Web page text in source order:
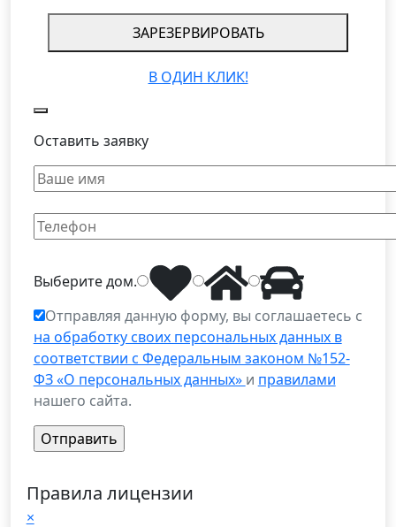
ЗАРЕЗЕРВИРОВАТЬ
В ОДИН КЛИК!
Оставить заявку
Выберитедом.
Отправляя данную форму, вы соглашаетесь с
на обработку своих персональных данных в
соответствии с Федеральным законом №152-
ФЗ «О персональных данных» и правилами
нашего сайта.
Правила лицензии
×